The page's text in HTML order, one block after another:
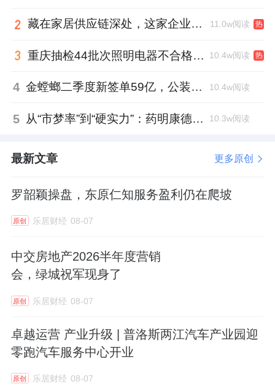
藏在家居供应链深处，这家企业正在悄悄转型 11.0w阅读 热
重庆抽检44批次照明电器不合格，木林森全资子公司被点名 10.4w阅读 热
4 金螳螂二季度新签单59亿，公装业务贡献逾八成 10.4w阅读
5 从“市梦率”到“硬实力”：药明康德如何用业绩填平2021年估值鸿沟？ 10.3w阅读
最新文章 更多原创
罗韶颖操盘，东原仁知服务盈利仍在爬坡
原创 乐居财经 08-07
中交房地产2026半年度营销
会，绿城祝军现身了
原创 乐居财经 08-07
卓越运营 产业升级 | 普洛斯两江汽车产业园迎
零跑汽车服务中心开业
原创 乐居财经 08-07